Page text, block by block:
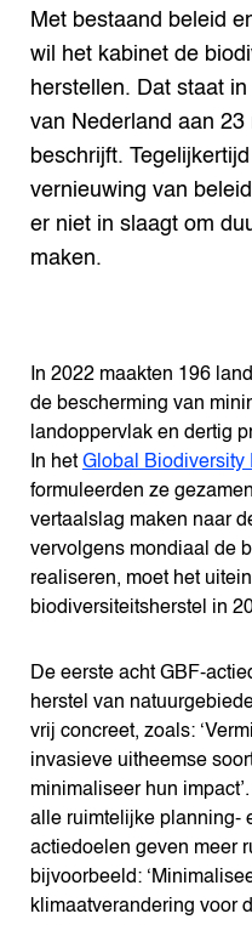
Met bestaand beleid
wil het kabinet de
herstellen. Dat staat
van Nederland aan
beschrijft.
vernieuwing van
er niet in slaagt om
maken.
In 2022 maakten 196
de bescherming van
landoppervlak en dertig
In het Global Biodiversity
formuleerden ze
vertaalslag maken naar
vervolgens mondiaal de
realiseren, moet het
biodiversiteitsherstel in
De eerste acht GBF-
herstel van
vrij concreet, zoals:
invasieve uitheemse
minimaliseer hun
alle ruimtelijke planning-
actiedoelen geven meer
bijvoorbeeld:
klimaatverandering voor